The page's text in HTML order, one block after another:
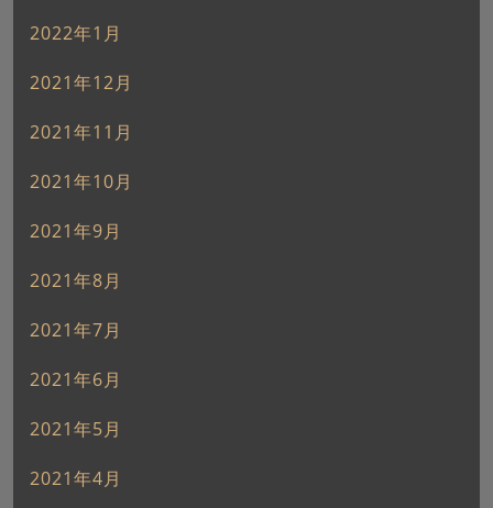
2022年1月
2021年12月
2021年11月
2021年10月
2021年9月
2021年8月
2021年7月
2021年6月
2021年5月
2021年4月